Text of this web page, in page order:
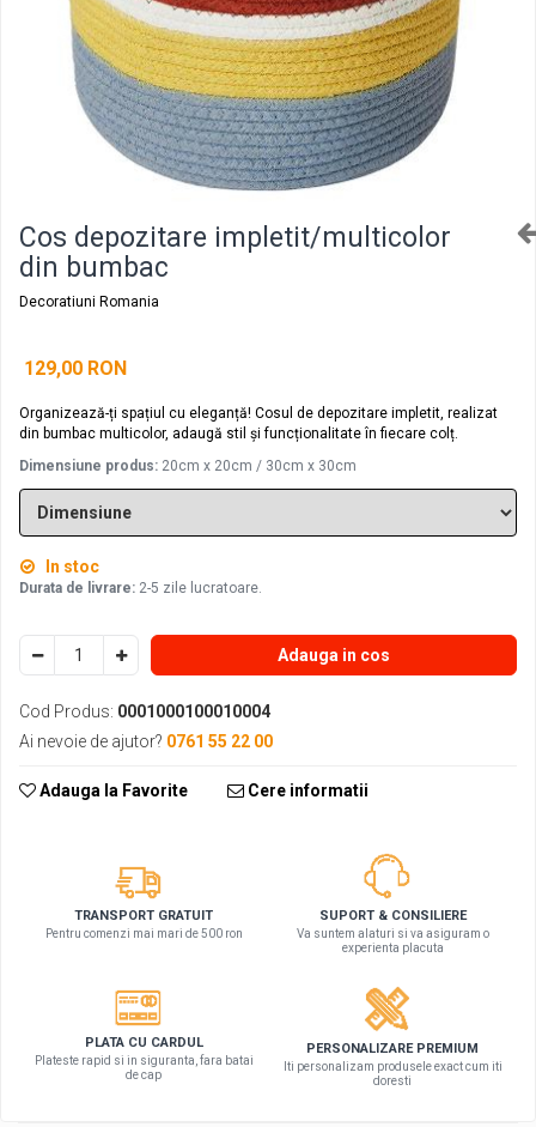
Cutii pentru poze si stick usb botez
Panouri si rame decor botez
Candy bar botez
Decoratiuni botez diverse
Cos depozitare impletit/multicolor
din bumbac
Decoratiuni Romania
129,00 RON
Organizează-ți spațiul cu eleganță! Cosul de depozitare impletit, realizat
din bumbac multicolor, adaugă stil și funcționalitate în fiecare colț.
Dimensiune produs: 20cm x 20cm / 30cm x 30cm
In stoc
Durata de livrare: 2-5 zile lucratoare.
Adauga in cos
Cod Produs: 0001000100010004
Ai nevoie de ajutor? 0761 55 22 00
Adauga la Favorite Cere informatii
TRANSPORT GRATUIT
Pentru comenzi mai mari de 500 ron
SUPORT & CONSILIERE
Va suntem alaturi si va asiguram o
experienta placuta
PLATA CU CARDUL
Plateste rapid si in siguranta, fara batai
de cap
PERSONALIZARE PREMIUM
Iti personalizam produsele exact cum iti
doresti